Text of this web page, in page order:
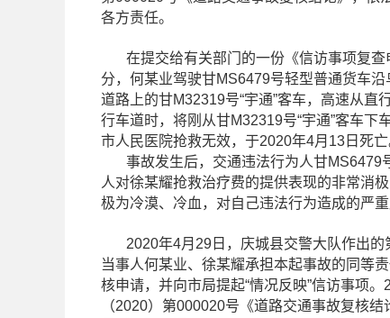
各方责任。
在提交给有关部门的一份《信访事项复查
分，何某业驾驶甘MS6479号轻型普通货车
道路上的甘M32319号“宇通”客车，高速从直
行车道时，将刚从甘M32319号“宇通”客车
市人民医院抢救无效，于2020年4月13日死
事故发生后，交通违法行为人甘MS6479
人对徐某耀抢救治疗费的提供表现的非常消
极为冷漠、冷血，对自己违法行为造成的严
2020年4月29日，庆城县交警大队作出的
当事人何某业、徐某耀承担本起事故的同等
核申请，并向市局提起“情况反映”信访事项
（2020）第000020号《道路交通事故复核